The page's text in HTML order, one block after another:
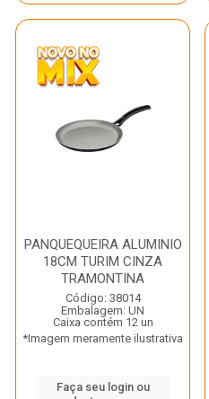
PANQUEQUEIRA ALUMINIO
18CM TURIM CINZA
TRAMONTINA
Código: 38014
Embalagem: UN
Caixa contém 12 un
*Imagem meramente ilustrativa
Faça seu login ou